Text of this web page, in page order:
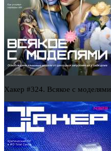
Хакер #324. Всякое с моделями